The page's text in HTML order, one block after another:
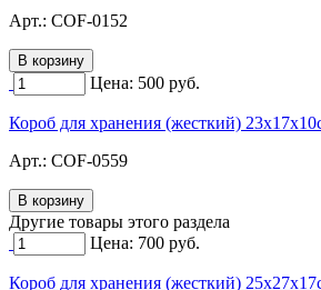
Арт.: COF-0152
Цена: 500 руб.
Короб для хранения (жесткий)
Арт.: COF-0559
Другие товары этого раздела
Цена: 700 руб.
Короб для хранения (жесткий)